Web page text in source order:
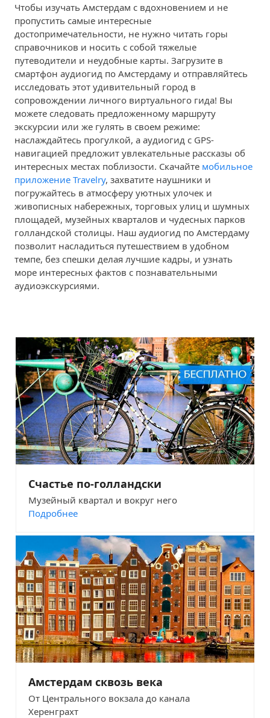
Чтобы изучать Амстердам с вдохновением и не
пропустить самые интересные
достопримечательности, не нужно читать горы
справочников и носить с собой тяжелые
путеводители и неудобные карты. Загрузите в
смартфон аудиогид по Амстердаму и отправляйтесь
исследовать этот удивительный город в
сопровождении личного виртуального гида! Вы
можете следовать предложенному маршруту
экскурсии или же гулять в своем режиме:
наслаждайтесь прогулкой, а аудиогид с GPS-
навигацией предложит увлекательные рассказы об
интересных местах поблизости. Скачайте мобильное
приложение Travelry, захватите наушники и
погружайтесь в атмосферу уютных улочек и
живописных набережных, торговых улиц и шумных
площадей, музейных кварталов и чудесных парков
голландской столицы. Наш аудиогид по Амстердаму
позволит насладиться путешествием в удобном
темпе, без спешки делая лучшие кадры, и узнать
море интересных фактов с познавательными
аудиоэкскурсиями.
Счастье по-голландски
Музейный квартал и вокруг него
Подробнее
Амстердам сквозь века
От Центрального вокзала до канала
Херенграхт